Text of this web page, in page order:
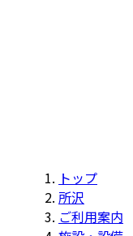
トップ
所沢
ご利用案内